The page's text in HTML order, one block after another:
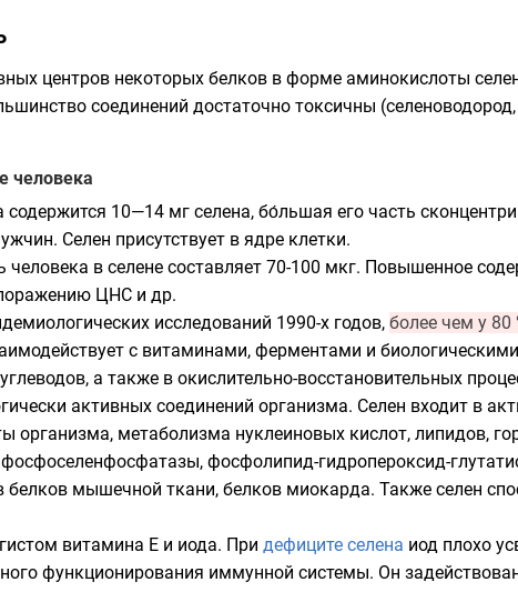
центров некоторых белков в форме аминокислоты
соединений достаточно токсичны (селеноводород,
человека
10—14 мг селена, бо́льшая его часть
Селен присутствует в ядре клетки.
человека в селене составляет 70-100 мкг. Повышенное
ЦНС и др.
исследований 1990-х годов, более чем у 80
с витаминами, ферментами и
а также в окислительно-восстановительных
активных соединений организма. Селен входит в
организма, метаболизма нуклеиновых кислот, липидов,
фосфолипид-гидропероксид-
белков мышечной ткани, белков миокарда. Также селен
витамина E и иода. При дефиците селена иод плохо
функционирования иммунной системы. Он